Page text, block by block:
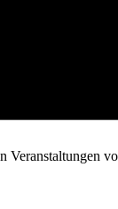
Veranstaltungen